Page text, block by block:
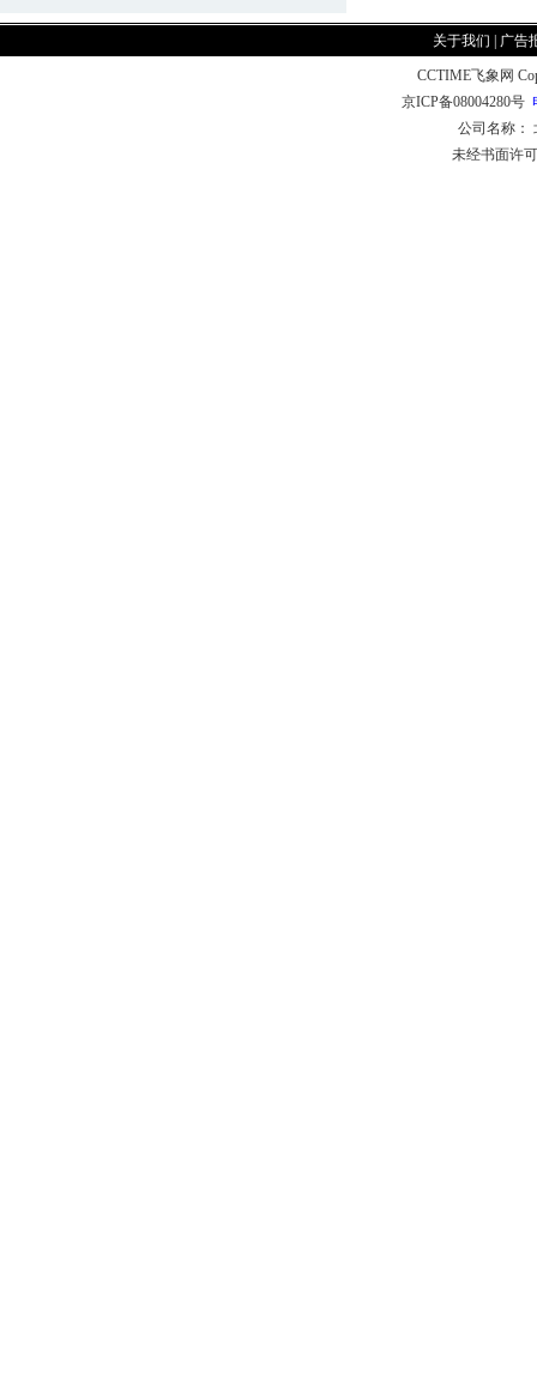
关于我们 广告
CCTIME飞象网
京ICP备08004280号
公司名称：
未经书面许